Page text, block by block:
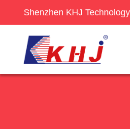
Shenzhen KHJ